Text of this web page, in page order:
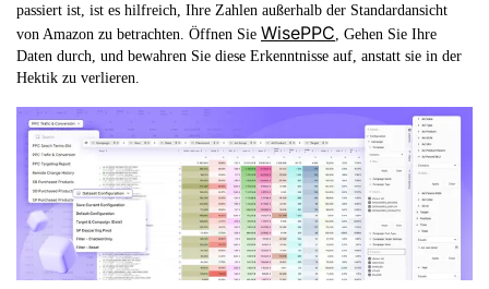
passiert ist, ist es hilfreich, Ihre Zahlen außerhalb der Standardansicht
von Amazon zu betrachten. Öffnen Sie WisePPC, Gehen Sie Ihre
Daten durch, und bewahren Sie diese Erkenntnisse auf, anstatt sie in der
Hektik zu verlieren.